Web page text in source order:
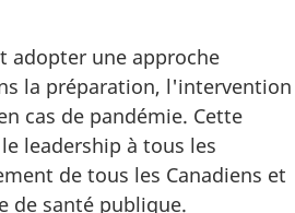
adopter une approche
la préparation, l'intervention
cas de pandémie. Cette
leadership à tous les
de tous les Canadiens et
de santé publique.